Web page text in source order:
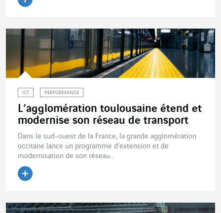
ICT PERFORMANCE
L’agglomération toulousaine étend et
modernise son réseau de transport
Dans le sud-ouest de la France, la grande agglomération
occitane lance un programme d’extension et de
modernisation de son réseau...